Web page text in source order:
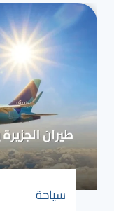
سياحة